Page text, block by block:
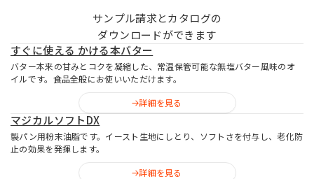
サンプル請求とカタログの
ダウンロードができます
すぐに使える かける本バター
バター本来の甘みとコクを凝縮した、常温保管可能な無塩バター風味のオ
イルです。食品全般にお使いいただけます。
詳細を見る
マジカルソフトDX
製パン用粉末油脂です。イースト生地にしとり、ソフトさを付与し、老化防
止の効果を発揮します。
詳細を見る